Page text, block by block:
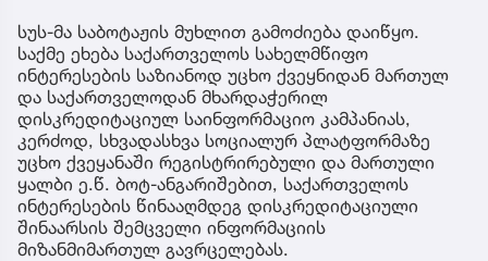
სუს-მა საბოტაჟის მუხლით გამოძიება დაიწყო.
საქმე ეხება საქართველოს სახელმწიფო
ინტერესების საზიანოდ უცხო ქვეყნიდან მართულ
და საქართველოდან მხარდაჭერილ
დისკრედიტაციულ საინფორმაციო კამპანიას,
კერძოდ, სხვადასხვა სოციალურ პლატფორმაზე
უცხო ქვეყანაში რეგისტრირებული და მართული
ყალბი ე.წ. ბოტ-ანგარიშებით, საქართველოს
ინტერესების წინააღმდეგ დისკრედიტაციული
შინაარსის შემცველი ინფორმაციის
მიზანმიმართულ გავრცელებას.